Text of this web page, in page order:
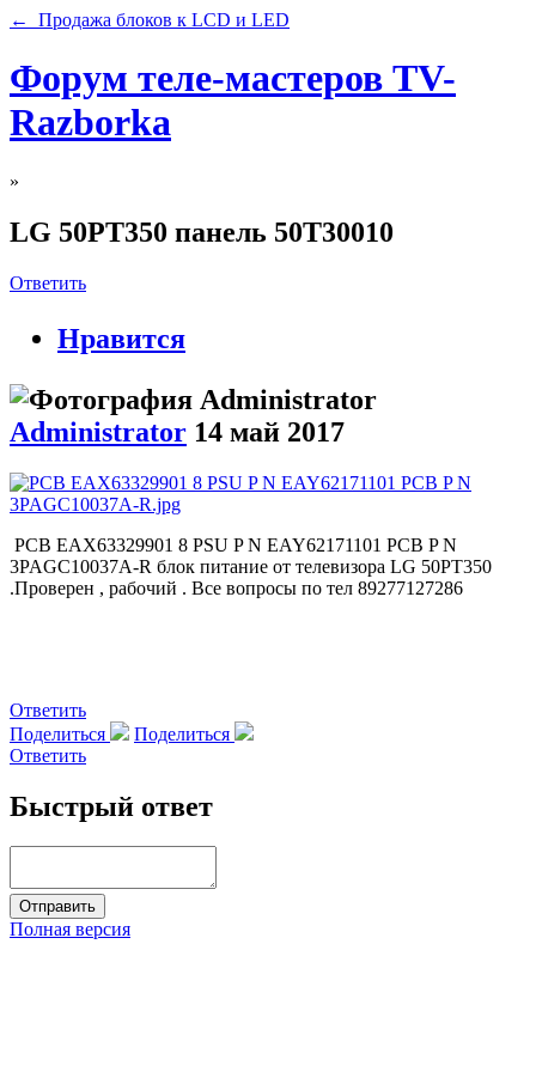
← Продажа блоков к LCD и LED
Форум теле-мастеров TV-
Razborka
»
LG 50PT350 панель 50T30010
Ответить
Нравится
Administrator 14 май 2017
PCB EAX63329901 8 PSU P N EAY62171101 PCB P N
3PAGC10037A-R блок питание от телевизора LG 50PT350
.Проверен , рабочий . Все вопросы по тел 89277127286
Ответить
Поделиться
Поделиться
Ответить
Быстрый ответ
Полная версия